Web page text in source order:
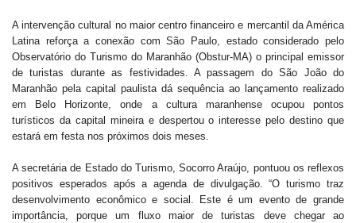
A intervenção cultural no maior centro financeiro e mercantil da América
Latina reforça a conexão com São Paulo, estado considerado pelo
Observatório do Turismo do Maranhão (Obstur-MA) o principal emissor
de turistas durante as festividades. A passagem do São João do
Maranhão pela capital paulista dá sequência ao lançamento realizado
em Belo Horizonte, onde a cultura maranhense ocupou pontos
turísticos da capital mineira e despertou o interesse pelo destino que
estará em festa nos próximos dois meses.
A secretária de Estado do Turismo, Socorro Araújo, pontuou os reflexos
positivos esperados após a agenda de divulgação. “O turismo traz
desenvolvimento econômico e social. Este é um evento de grande
importância, porque um fluxo maior de turistas deve chegar ao